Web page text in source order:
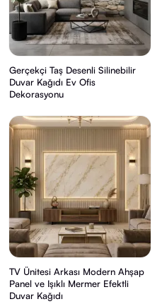
Gerçekçi Taş Desenli Silinebilir
Duvar Kağıdı Ev Ofis
Dekorasyonu
TV Ünitesi Arkası Modern Ahşap
Panel ve Işıklı Mermer Efektli
Duvar Kağıdı